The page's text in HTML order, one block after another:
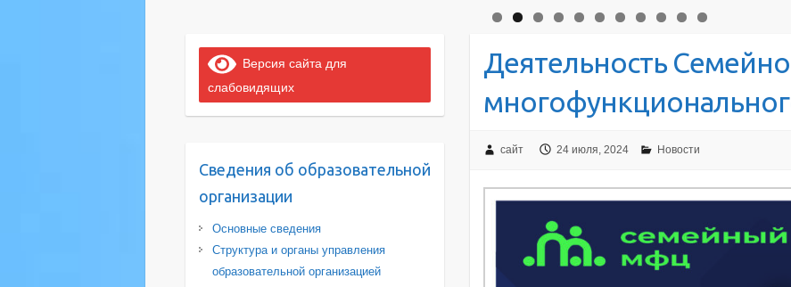
Деятельность
сайт 24 июля, 2024 Новости
Версия сайта для
слабовидящих
Сведения об образовательной
организации
Основные сведения
Структура и органы управления
образовательной организацией